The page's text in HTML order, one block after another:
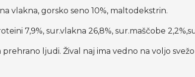
vlakna, gorsko seno 10%, maltodekstrin.
7,9%, sur.vlakna 26,8%, sur.maščobe
prehrano ljudi. Žival naj ima vedno na voljo